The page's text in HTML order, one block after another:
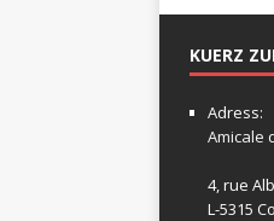
KUERZ
Adress:
Amicale
4, rue
L-5315